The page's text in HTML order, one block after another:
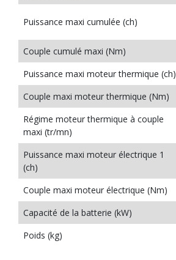
Puissance maxi cumulée (ch)
Couple cumulé maxi (Nm)
Puissance maxi moteur thermique (ch)
Couple maxi moteur thermique (Nm)
Régime moteur thermique à couple
maxi (tr/mn)
Puissance maxi moteur électrique 1
(ch)
Couple maxi moteur électrique (Nm)
Capacité de la batterie (kW)
Poids (kg)